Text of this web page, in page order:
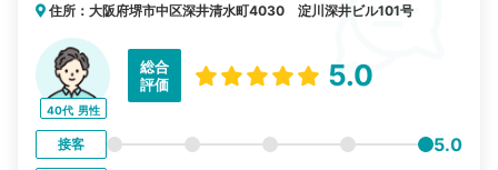
住所：大阪府堺市中区深井清水町4030 淀川深井ビル101号
40代 男性
総合
評価
5.0
接客 5.0